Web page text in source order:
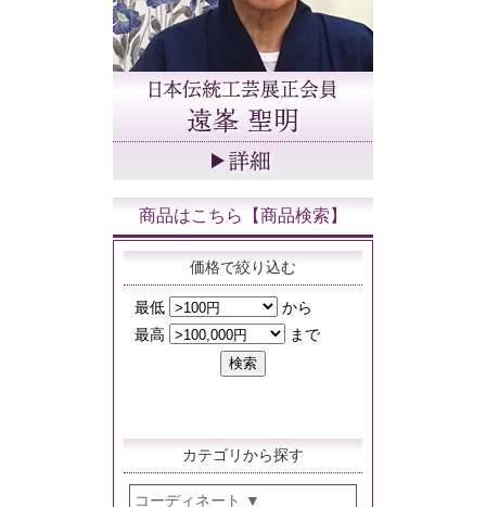
商品はこちら【商品検索】
価格で絞り込む
カテゴリから探す
コーディネート